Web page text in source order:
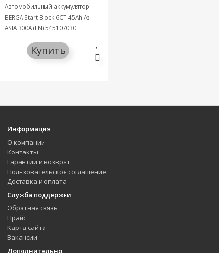
Автомобильный аккумулятор
BERGA Start Block 6СТ-45Ah Аз
ASIA 300A (EN) 545107030
Купить
Информация
О компании
Контакты
Гарантии и возврат
Пользовательское соглашение
Доставка и оплата
Служба поддержки
Обратная связь
Прайс
Карта сайта
Вакансии
Дополнительно